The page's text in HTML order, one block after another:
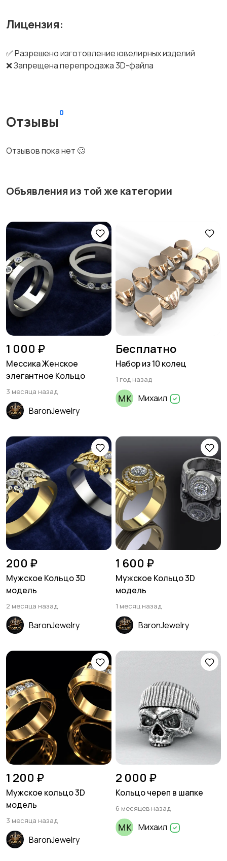
Лицензия:
✅ Разрешено изготовление ювелирных изделий
❌ Запрещена перепродажа 3D-файла
Отзывы
0
Отзывов пока нет 🥴
Объявления из той же категории
1 000 ₽
Мессика Женское
элегантное Кольцо
3 месяца назад
BaronJewelry
Бесплатно
Набор из 10 колец
1 год назад
Михаил
200 ₽
Мужское Кольцо 3D
модель
2 месяца назад
BaronJewelry
1 600 ₽
Мужское Кольцо 3D
модель
1 месяц назад
BaronJewelry
1 200 ₽
Мужское кольцо 3D
модель
3 месяца назад
BaronJewelry
2 000 ₽
Кольцо череп в шапке
6 месяцев назад
Михаил